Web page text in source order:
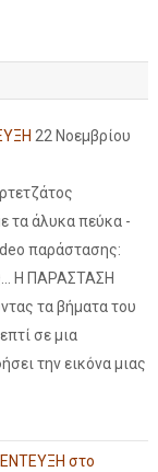
22 Νοεμβρίου
τα άλυκα πεύκα -
παράστασης:
Η ΠΑΡΑΣΤΑΣΗ
τα βήματα του
σε μια
την εικόνα μιας
στο